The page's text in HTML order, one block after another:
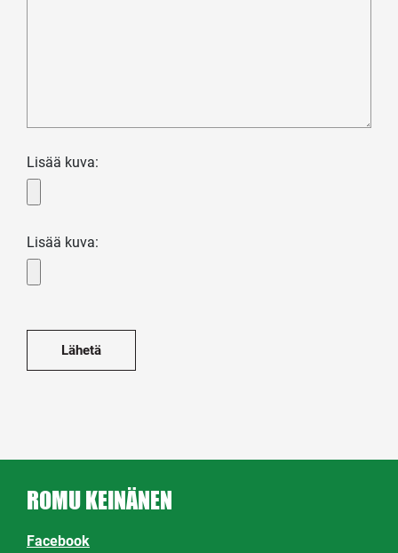
Lisää kuva:
Lisää kuva:
ROMU KEINÄNEN
Facebook